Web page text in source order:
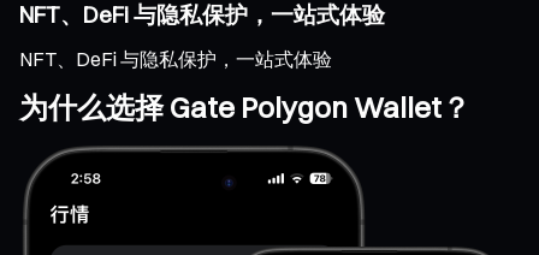
NFT、DeFi 与隐私保护，一站式体验
NFT、DeFi 与隐私保护，一站式体验
为什么选择 Gate Polygon Wallet？